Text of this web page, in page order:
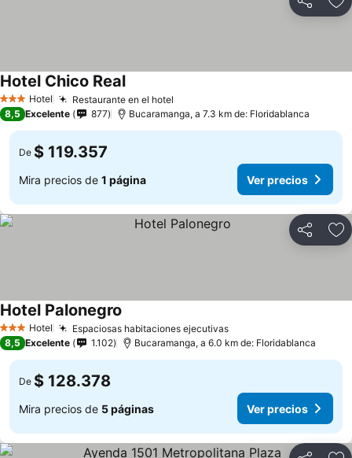
Compartir
3 Estrellas
Hotel Restaurante en el hotel
Hotel Chico Real
8,5 Excelente 877 Bucaramanga, a 7.3 km de: Floridablanca
De $ 119.357
Mira precios de 1 página Ver precios
Compartir
3 Estrellas
Hotel Espaciosas habitaciones ejecutivas
Hotel Palonegro
8,5 Excelente 1.102 Bucaramanga, a 6.0 km de: Floridablanca
De $ 128.378
Mira precios de 5 páginas Ver precios